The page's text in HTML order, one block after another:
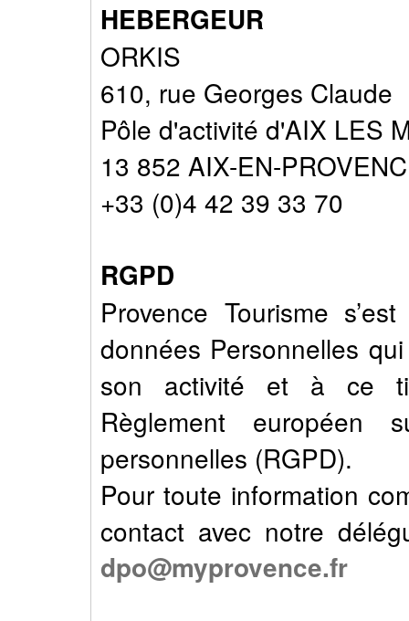
HEBERGEUR
ORKIS
610, rue Georges Claude
Pôle d'activité d'AIX LES
13 852 AIX-EN-
+33 (0)4 42 39 33 70
RGPD
Provence Tourisme
données Personnelles
son activité et à ce
Règlement européen
personnelles (RGPD).
Pour toute information
contact avec notre
dpo@myprovence.fr